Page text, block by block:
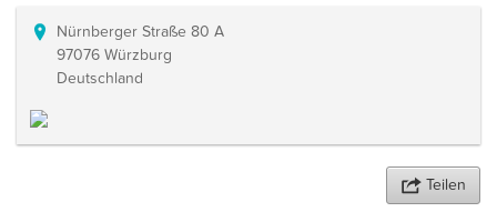
Nürnberger Straße 80 A
97076 Würzburg
Deutschland
Teilen